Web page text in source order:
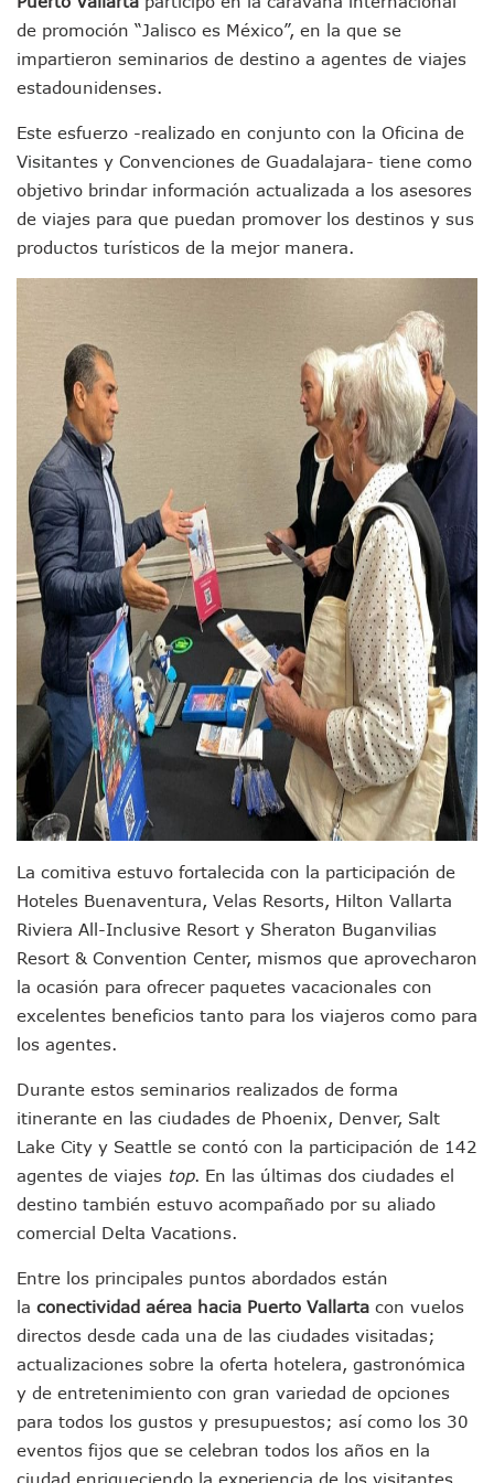
Morena Cierra Filas Por La Defensa Del Agua De Calidad
Hallazgo De Yareli Colmenares Tovar Eleva A 4 Cuerpos
Regresa A Puerto Vallarta La Premiación Nacional De La
Ra Aguilar Acompaña A Cientos De Familias En Las
“Kato” Supera El Abandono Y Comienza Una Nueva Vida
México Necesitaba 600 Mil Empleos; Solo Generó 262 Mil
Poderoso Terremoto Destruye Edificios Y Puentes En
Munguía Es El Sexto Mejor Alcalde De Jalisco, Según
ATM Incorpora 20 Nuevos Camiones Al Corredor Bahía
Colectivos Piden A Lemus Más Ministerios Públicos Para
Caída De “El Mencho” Elevó Percepción De Inseguridad
Mercado Vallarta Incluye Reúne A Emprendedores
Morenistas Imparten Taller En Puerto Vallarta
CEDHJ Señala Violaciones A Derechos De Víctima De
Ayutla Bajo Investigación Tras Reporte De Posible
Maleza Crece En Camellones De La Principal Avenida
Lluvias E Inundaciones No Detienen El Transporte Público
Bruno Blancas Reúne A Especialistas Para Analizar La
Entregan Aparato Auditivo A Don Juan Ramírez En Puerto
Juan Carlos Castro Realiza Asamblea Informativa En La
Huracán En Formación Podría Generar Oleaje Elevado En
Viajar A Puerto Vallarta Este Verano Puede Costar Hasta
Buscan Reducir Riesgos Por Cocodrilos En Playas De
Plantean “Ley Don Juanito” Al Diputado Federal Bruno
Vecinos De La Playita Reciben A Juan Carlos Castro
Asesinan En Oaxaca Al Periodista Francisco Alejandro
Detienen A Cuatro Hombres Armados En Bucerías;
Yussara Canales Pide Transparencia Sobre Nuevo
Adultos Mayores De Ixtapa Tendrán Una “Casa De Día”
Mujeres Recorren Calles De Ixtapa Para Identificar
Bruno Blancas Convoca A Mesa De Análisis Para La
CUCosta E IMSS Nayarit Avanzan En Acuerdos Para
Videos De Presunto Convoy Armado Desatan Operativo
Playa Las Cocinas: Retiran Concesión Y Anuncian Plan De
Dr. Álvarez Zayas Dirige Plan De Salud Animal Y
“El Mayo” Zambada Es Condenado A Morir En Prisión En
Orgullo Vallartense: Zhoemí Luévanos Competirá En El
Brigada Forense Brindará Atención A Familias De
Vecinos De Vallarta 500 Exponen Queja De Vialidades A
Llegan Camiones “oruga” A Puerto Vallarta Con
Coordinan Operativo Para Las Tradicionales Paseadas
Monzón Mexicano Causará Lluvias Muy Fuertes En
Acusado De Homicidio En El Tuito Permanecerá Un Año
Descartan Riesgo De Tsunami Para Puerto Vallarta Tras
Donald Trump Asistirá A La Final Del Mundial 2026 Entre
Retiran 10 Toneladas De Macroalga En Playa De
Munguía Analiza Pedir 100 MDP De Adelanto De
Bomberas De Vallarta Asistirán A Simposio Internacional
Región Sanitaria VIII Activa Programa Para Menores Con
Asesinan A Regidora De Tecate Por Morena Y A Su
Recuperan Seis Vehículos Con Reporte De Robo Durante
SEP Asigna Escuelas Para El Ciclo 2026-2027 En Jalisco;
Tráfico Aéreo Cae En Puerto Vallarta Durante El 2026;
SAT Lleva Su Oficina Móvil A Talpa De Allende Para
Mediante Asambleas Informativas Juan Carlos Castro
de promoción “Jalisco es México”, en la que se
impartieron seminarios de destino a agentes de viajes
estadounidenses.
Este esfuerzo -realizado en conjunto con la Oficina de
Visitantes y Convenciones de Guadalajara- tiene como
objetivo brindar información actualizada a los asesores
de viajes para que puedan promover los destinos y sus
productos turísticos de la mejor manera.
La comitiva estuvo fortalecida con la participación de
Hoteles Buenaventura, Velas Resorts, Hilton Vallarta
Riviera All-Inclusive Resort y Sheraton Buganvilias
Resort & Convention Center, mismos que aprovecharon
la ocasión para ofrecer paquetes vacacionales con
excelentes beneficios tanto para los viajeros como para
los agentes.
Durante estos seminarios realizados de forma
itinerante en las ciudades de Phoenix, Denver, Salt
Lake City y Seattle se contó con la participación de 142
agentes de viajes top. En las últimas dos ciudades el
destino también estuvo acompañado por su aliado
comercial Delta Vacations.
Entre los principales puntos abordados están
la conectividad aérea hacia Puerto Vallarta con vuelos
directos desde cada una de las ciudades visitadas;
actualizaciones sobre la oferta hotelera, gastronómica
y de entretenimiento con gran variedad de opciones
para todos los gustos y presupuestos; así como los 30
eventos fijos que se celebran todos los años en la
ciudad enriqueciendo la experiencia de los visitantes.